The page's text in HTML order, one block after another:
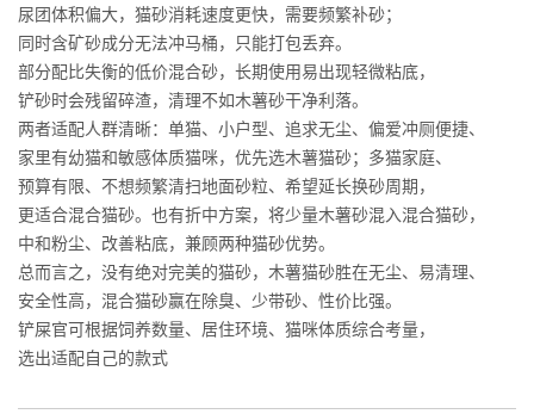
尿团体积偏大，猫砂消耗速度更快，需要频繁补砂；
同时含矿砂成分无法冲马桶，只能打包丢弃。
部分配比失衡的低价混合砂，长期使用易出现轻微粘底，
铲砂时会残留碎渣，清理不如木薯砂干净利落。
两者适配人群清晰：单猫、小户型、追求无尘、偏爱冲厕便捷、
家里有幼猫和敏感体质猫咪，优先选木薯猫砂；多猫家庭、
预算有限、不想频繁清扫地面砂粒、希望延长换砂周期，
更适合混合猫砂。也有折中方案，将少量木薯砂混入混合猫砂，
中和粉尘、改善粘底，兼顾两种猫砂优势。
总而言之，没有绝对完美的猫砂，木薯猫砂胜在无尘、易清理、
安全性高，混合猫砂赢在除臭、少带砂、性价比强。
铲屎官可根据饲养数量、居住环境、猫咪体质综合考量，
选出适配自己的款式